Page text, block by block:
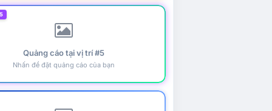
Quảng cáo tại vị trí #5
Nhấn để đặt quảng cáo của bạn